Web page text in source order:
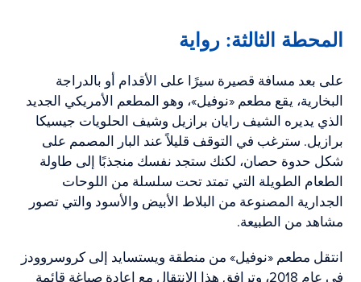
المحطة الثالثة: رواية
على بعد مسافة قصيرة سيرًا على الأقدام أو بالدراجة
البخارية، يقع مطعم «نوفيل»، وهو المطعم الأمريكي الجديد
الذي يديره الشيف رايان برازيل وشيف الحلويات جيسيكا
برازيل. سترغب في التوقف قليلاً عند البار المصمم على
شكل حدوة حصان، لكنك ستجد نفسك منجذبًا إلى طاولة
الطعام الطويلة التي تمتد تحت سلسلة من اللوحات
الجدارية المصنوعة من البلاط الأبيض والأسود والتي تصور
مشاهد من الطبيعة.
انتقل مطعم «نوفيل» من منطقة ويستسايد إلى كروسروودز
في عام 2018، وترافق هذا الانتقال مع إعادة صياغة قائمة